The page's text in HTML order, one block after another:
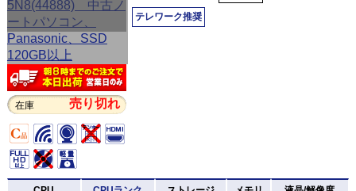
在庫 売り切れ
テレワーク推奨